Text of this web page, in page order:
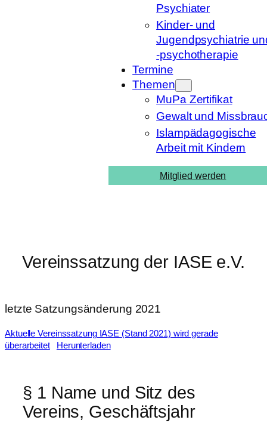
Psychiater
Kinder- und
Jugendpsychiatrie
-psychotherapie
Termine
Themen
MuPa Zertifikat
Gewalt und
Islampädagogische
Arbeit mit Kindern
Mitglied werden
Vereinssatzung der IASE e.V.
letzte Satzungsänderung 2021
Aktuelle Vereinssatzung IASE (Stand 2021) wird gerade
überarbeitet
Herunterladen
§ 1 Name und Sitz des
Vereins, Geschäftsjahr